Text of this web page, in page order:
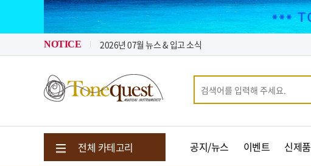
NOTICE
2026년 08월 뉴스 & 입고 소식
2026년 07월 뉴스 & 입고 소식
2026년 08월 뉴스 & 입고 소식
전체 카테고리 공지/뉴스 이벤트 신제품